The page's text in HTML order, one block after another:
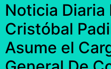
Noticia Diaria
Cristóbal
Asume el